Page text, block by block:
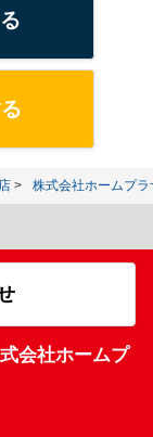
株式会社ホームプ
会社ホームプ